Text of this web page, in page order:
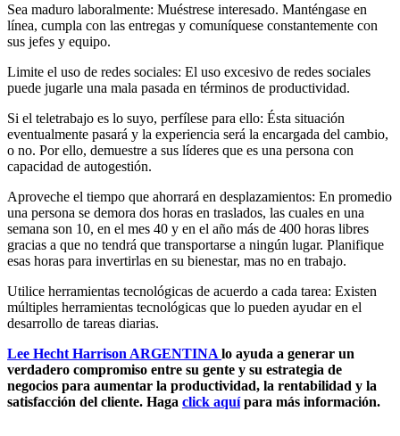
Sea maduro laboralmente: Muéstrese interesado. Manténgase en
línea, cumpla con las entregas y comuníquese constantemente con
sus jefes y equipo.
Limite el uso de redes sociales: El uso excesivo de redes sociales
puede jugarle una mala pasada en términos de productividad.
Si el teletrabajo es lo suyo, perfílese para ello: Ésta situación
eventualmente pasará y la experiencia será la encargada del cambio,
o no. Por ello, demuestre a sus líderes que es una persona con
capacidad de autogestión.
Aproveche el tiempo que ahorrará en desplazamientos: En promedio
una persona se demora dos horas en traslados, las cuales en una
semana son 10, en el mes 40 y en el año más de 400 horas libres
gracias a que no tendrá que transportarse a ningún lugar. Planifique
esas horas para invertirlas en su bienestar, mas no en trabajo.
Utilice herramientas tecnológicas de acuerdo a cada tarea: Existen
múltiples herramientas tecnológicas que lo pueden ayudar en el
desarrollo de tareas diarias.
Lee Hecht Harrison ARGENTINA lo ayuda a generar un
verdadero compromiso entre su gente y su estrategia de
negocios para aumentar la productividad, la rentabilidad y la
satisfacción del cliente. Haga click aquípara más información.